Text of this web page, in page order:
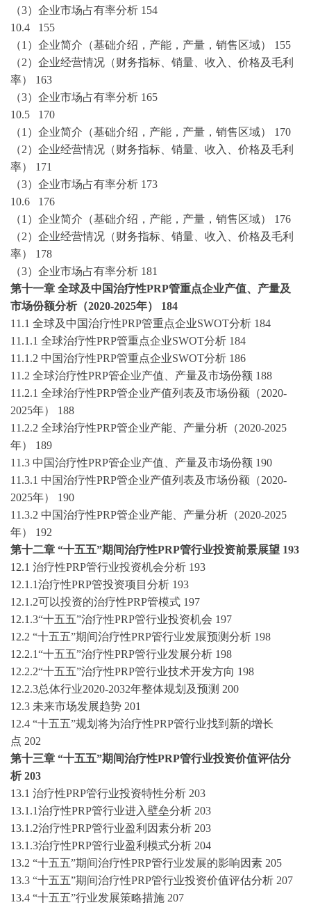
（3）企业市场占有率分析 154
10.4
155
（1）企业简介（基础介绍，产能，产量，销售区域）
155
（2）企业经营情况 （财务指标、 销量、收入、价格及毛利
率）
163
（3）企业市场占有率分析 165
10.5
170
（1）企业简介（基础介绍，产能，产量，销售区域）
170
（2）企业经营情况 （财务指标、 销量、收入、价格及毛利
率）
171
（3）企业市场占有率分析 173
10.6
176
（1）企业简介（基础介绍，产能，产量，销售区域）
176
（2）企业经营情况 （财务指标、 销量、收入、价格及毛利
率）
178
（3）企业市场占有率分析 181
第十一章 全球及中国治疗性PRP管重点企业产值、产量及
市场份额分析（2020-2025年）
184
11.1 全球及中国治疗性PRP管重点企业SWOT分析 184
11.1.1 全球治疗性PRP管重点企业SWOT分析 184
11.1.2 中国治疗性PRP管重点企业SWOT分析 186
11.2 全球治疗性PRP管企业产值、产量及市场份额 188
11.2.1 全球治疗性PRP管企业产值列表及市场份额（2020-
2025年）
188
11.2.2 全球治疗性PRP管企业产能、产量分析（2020-2025
年）
189
11.3 中国治疗性PRP管企业产值、产量及市场份额 190
11.3.1 中国治疗性PRP管企业产值列表及市场份额（2020-
2025年）
190
11.3.2 中国治疗性PRP管企业产能、产量分析（2020-2025
年）
192
第十二章 “十五五”期间治疗性PRP管行业投资前景展望 193
12.1 治疗性PRP管行业投资机会分析 193
12.1.1治疗性PRP管投资项目分析 193
12.1.2可以投资的治疗性PRP管模式 197
12.1.3“十五五”治疗性PRP管行业投资机会 197
12.2 “十五五”期间治疗性PRP管行业发展预测分析 198
12.2.1“十五五”治疗性PRP管行业发展分析 198
12.2.2“十五五”治疗性PRP管行业技术开发方向 198
12.2.3总体行业2020-2032年整体规划及预测 200
12.3 未来市场发展趋势 201
12.4 “十五五”规划将为治疗性PRP管行业找到新的增长
点 202
第十三章 “十五五”期间治疗性PRP管行业投资价值评估分
析 203
13.1 治疗性PRP管行业投资特性分析 203
13.1.1治疗性PRP管行业进入壁垒分析 203
13.1.2治疗性PRP管行业盈利因素分析 203
13.1.3治疗性PRP管行业盈利模式分析 204
13.2 “十五五”期间治疗性PRP管行业发展的影响因素 205
13.3 “十五五”期间治疗性PRP管行业投资价值评估分析 207
13.4 “十五五”行业发展策略措施 207